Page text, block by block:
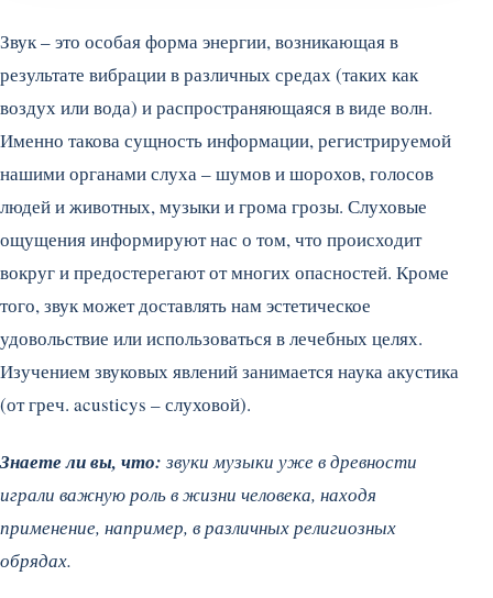
Звук – это особая форма энергии, возникающая в
результате вибрации в различных средах (таких как
воздух или вода) и распространяющаяся в виде волн.
Именно такова сущность информации, регистрируемой
нашими органами слуха – шумов и шорохов, голосов
людей и животных, музыки и грома грозы. Слуховые
ощущения информируют нас о том, что происходит
вокруг и предостерегают от многих опасностей. Кроме
того, звук может доставлять нам эстетическое
удовольствие или использоваться в лечебных целях.
Изучением звуковых явлений занимается наука акустика
(от греч. acusticys – слуховой).
Знаете ли вы, что: звуки музыки уже в древности
играли важную роль в жизни человека, находя
применение, например, в различных религиозных
обрядах.